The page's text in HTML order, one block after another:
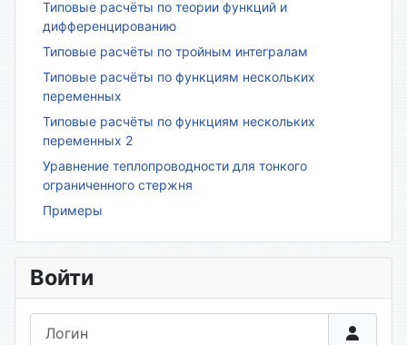
Типовые расчёты по теории функций и
дифференцированию
Типовые расчёты по тройным интегралам
Типовые расчёты по функциям нескольких
переменных
Типовые расчёты по функциям нескольких
переменных 2
Уравнение теплопроводности для тонкого
ограниченного стержня
Примеры
Войти